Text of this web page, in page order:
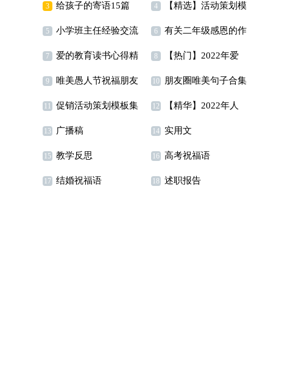
大全80句
3 给孩子的寄语15篇 4 【精选】活动策划模
板集锦6篇
5 小学班主任经验交流
发言稿14篇
6 有关二年级感恩的作
文合集五篇
7 爱的教育读书心得精
选15篇
8 【热门】2022年爱
情唯美句子集锦100条
9 唯美愚人节祝福朋友
圈句子（精选40句）
10 朋友圈唯美句子合集
15篇
11 促销活动策划模板集
合八篇
12 【精华】2022年人
生的经典语录摘录79句
13 广播稿 14 实用文
15 教学反思 16 高考祝福语
17 结婚祝福语 18 述职报告